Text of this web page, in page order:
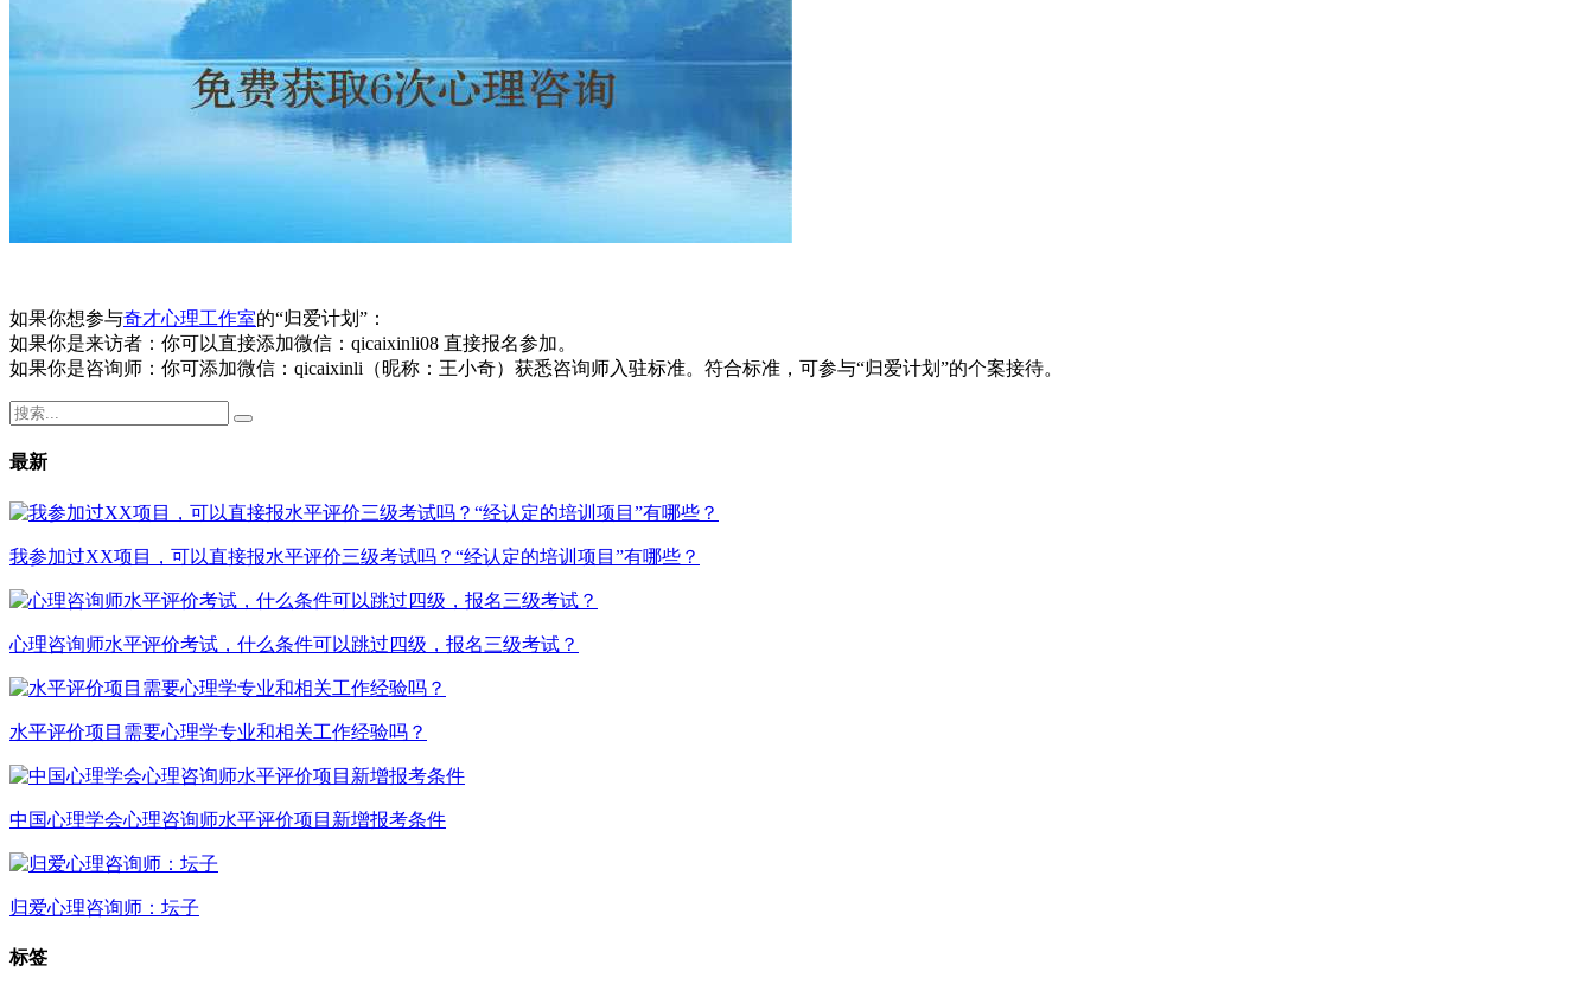
如果你想参与奇才心理工作室的“归爱计划”：
如果你是来访者：你可以直接添加微信：qicaixinli08 直接报名参加。
如果你是咨询师：你可添加微信：qicaixinli（昵称：王小奇）获悉咨询师入驻标准。符合标准，可参与“归爱计划”的个案接待。
最新
我参加过XX项目，可以直接报水平评价三级考试吗？“经认定的培训项目”有哪些？
心理咨询师水平评价考试，什么条件可以跳过四级，报名三级考试？
水平评价项目需要心理学专业和相关工作经验吗？
中国心理学会心理咨询师水平评价项目新增报考条件
归爱心理咨询师：坛子
标签